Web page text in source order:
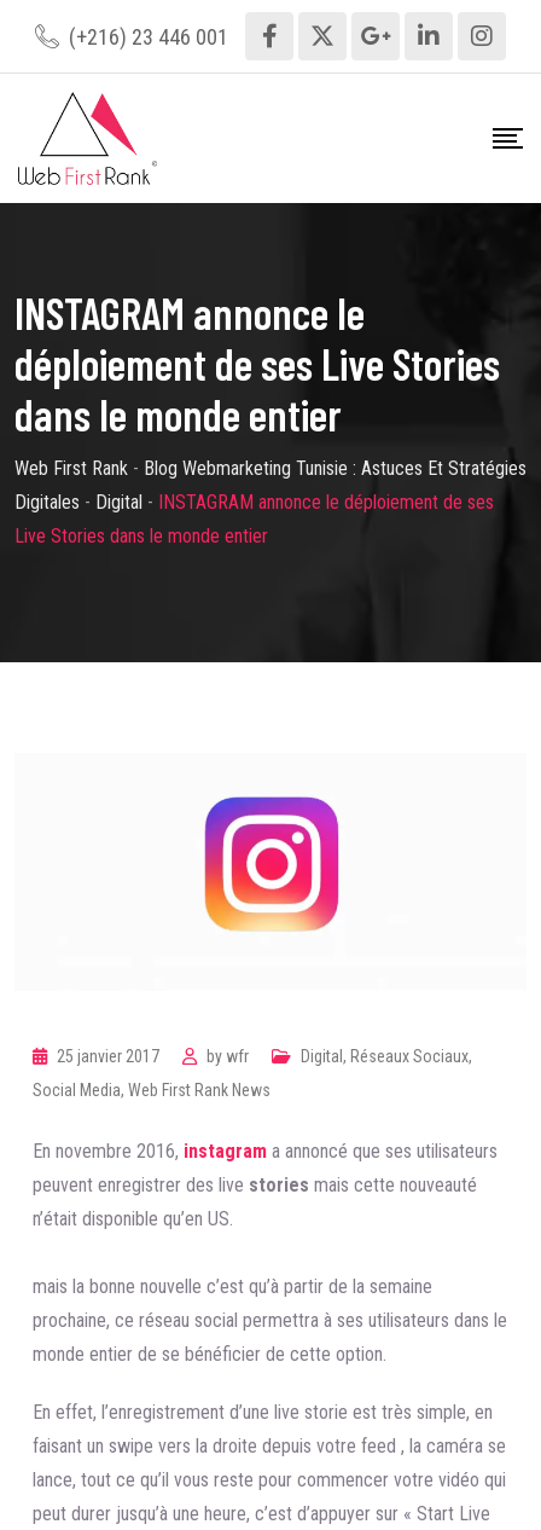
(+216) 23 446 001
INSTAGRAM annonce le
déploiement de ses Live Stories
dans le monde entier
Web First Rank - Blog Webmarketing Tunisie : Astuces Et Stratégies
Digitales - Digital - INSTAGRAM annonce le déploiement de ses
Live Stories dans le monde entier
25 janvier 2017 by wfr Digital, Réseaux Sociaux,
Social Media, Web First Rank News
En novembre 2016, instagram a annoncé que ses utilisateurs
peuvent enregistrer des live stories mais cette nouveauté
n’était disponible qu’en US.
mais la bonne nouvelle c’est qu’à partir de la semaine
prochaine, ce réseau social permettra à ses utilisateurs dans le
monde entier de se bénéficier de cette option.
En effet, l’enregistrement d’une live storie est très simple, en
faisant un swipe vers la droite depuis votre feed , la caméra se
lance, tout ce qu’il vous reste pour commencer votre vidéo qui
peut durer jusqu’à une heure, c’est d’appuyer sur « Start Live